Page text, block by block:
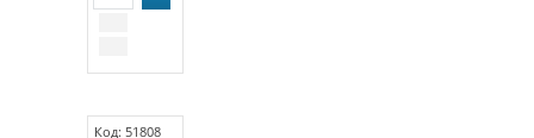
Код: 51808